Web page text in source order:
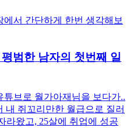
범한 남자의 첫번째 일
브로 월가아재님을 보다가..
내 쥐꼬리만한 월급으로 질러
라왔고, 25살에 취업에 성공